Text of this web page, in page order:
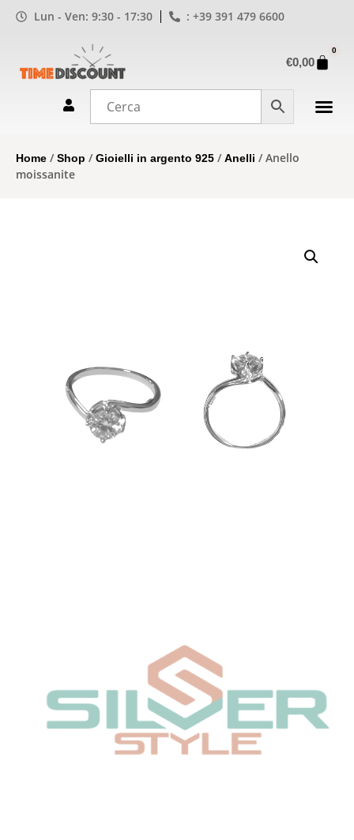
Lun - Ven: 9:30 - 17:30 : +39 391 479 6600
€0,00
0
Home /Shop /Gioielli in argento 925 /Anelli / Anello
moissanite